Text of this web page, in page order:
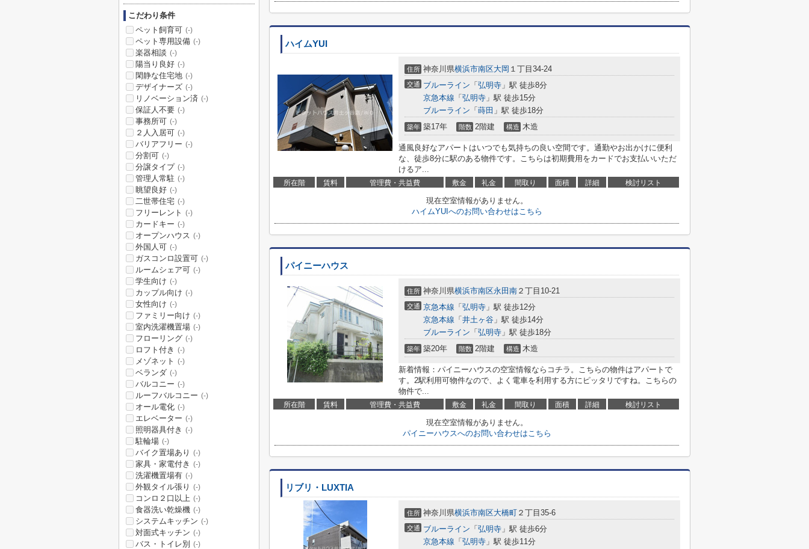
ハイムYUI
住所 神奈川県横浜市南区大岡 １丁目34-24
交通 ブルーライン 「 弘明寺 」駅 徒歩8分
京急本線 「 弘明寺 」駅 徒歩15分
ブルーライン 「 蒔田 」駅 徒歩18分
築年 築17年 階数 2階建 構造 木造
通風良好なアパートはいつでも気持ちの良い空間です。通勤やお出かけに便利
な、徒歩8分に駅のある物件です。こちらは初期費用をカードでお支払いいただ
けるア...
所在階 賃料 管理費・共益費 敷金 礼金 間取り 面積 詳細 検討リスト
現在空室情報がありません。
ハイムYUIへのお問い合わせはこちら
パイニーハウス
住所 神奈川県横浜市南区永田南 ２丁目10-21
交通 京急本線 「 弘明寺 」駅 徒歩12分
京急本線 「 井土ヶ谷 」駅 徒歩14分
ブルーライン 「 弘明寺 」駅 徒歩18分
築年 築20年 階数 2階建 構造 木造
新着情報：パイニーハウスの空室情報ならコチラ。こちらの物件はアパートで
す。2駅利用可物件なので、よく電車を利用する方にピッタリですね。こちらの
物件で...
所在階 賃料 管理費・共益費 敷金 礼金 間取り 面積 詳細 検討リスト
現在空室情報がありません。
パイニーハウスへのお問い合わせはこちら
リブリ・LUXTIA
住所 神奈川県横浜市南区大橋町 ２丁目35-6
交通 ブルーライン 「 弘明寺 」駅 徒歩6分
京急本線 「 弘明寺 」駅 徒歩11分
こだわり条件
ペット飼育可 (-)
ペット専用設備 (-)
楽器相談 (-)
陽当り良好 (-)
閑静な住宅地 (-)
デザイナーズ (-)
リノベーション済 (-)
保証人不要 (-)
事務所可 (-)
２人入居可 (-)
バリアフリー (-)
分割可 (-)
分譲タイプ (-)
管理人常駐 (-)
眺望良好 (-)
二世帯住宅 (-)
フリーレント (-)
カードキー (-)
オープンハウス (-)
外国人可 (-)
ガスコンロ設置可 (-)
ルームシェア可 (-)
学生向け (-)
カップル向け (-)
女性向け (-)
ファミリー向け (-)
室内洗濯機置場 (-)
フローリング (-)
ロフト付き (-)
メゾネット (-)
ベランダ (-)
バルコニー (-)
ルーフバルコニー (-)
オール電化 (-)
エレベーター (-)
照明器具付き (-)
駐輪場 (-)
バイク置場あり (-)
家具・家電付き (-)
洗濯機置場有 (-)
外観タイル張り (-)
コンロ２口以上 (-)
食器洗い乾燥機 (-)
システムキッチン (-)
対面式キッチン (-)
バス・トイレ別 (-)